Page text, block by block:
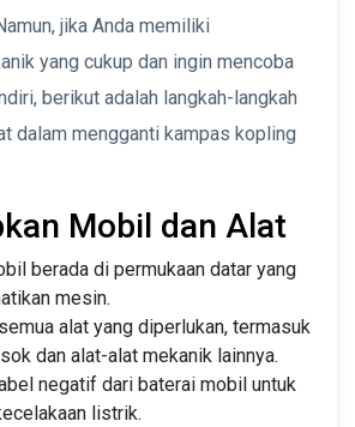
jika Anda memiliki
yang cukup dan ingin mencoba
berikut adalah langkah-langkah
dalam mengganti kampas kopling
Mobil dan Alat
berada di permukaan datar yang
mesin.
alat yang diperlukan, termasuk
dan alat-alat mekanik lainnya.
negatif dari baterai mobil untuk
listrik.